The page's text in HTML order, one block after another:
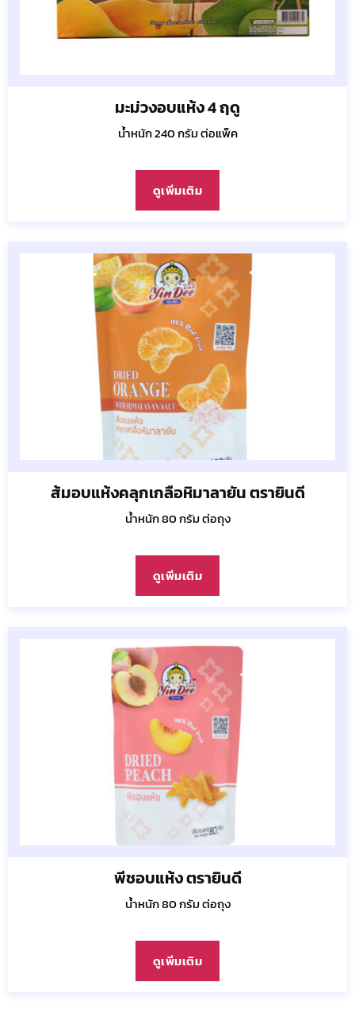
มะม่วงอบแห้ง 4 ฤดู
น้ำหนัก 240 กรัม ต่อแพ็ค
ดูเพิ่มเติม
ส้มอบแห้งคลุกเกลือหิมาลายัน ตรายินดี
น้ำหนัก 80 กรัม ต่อถุง
ดูเพิ่มเติม
พีชอบแห้ง ตรายินดี
น้ำหนัก 80 กรัม ต่อถุง
ดูเพิ่มเติม